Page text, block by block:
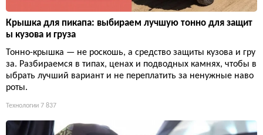
Крышка для пикапа: выбираем лучшую тонно для защит
ы кузова и груза
Тонно-крышка — не роскошь, а средство защиты кузова и гру
за. Разбираемся в типах, ценах и подводных камнях, чтобы в
ыбрать лучший вариант и не переплатить за ненужные наво
роты.
Технологии 7 837